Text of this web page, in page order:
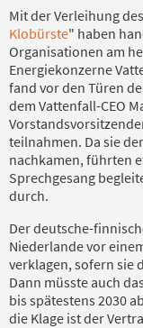
Mit der Verleihung
Klobürste" haben
Organisationen am
Energiekonzerne
fand vor den Türen
dem Vattenfall-CEO
teilnahmen. Da sie
nachkamen, führten
Sprechgesang
durch.
Der deutsche-
Niederlande vor
verklagen, sofern sie
Dann müsste auch
bis spätestens 2030
die Klage ist der